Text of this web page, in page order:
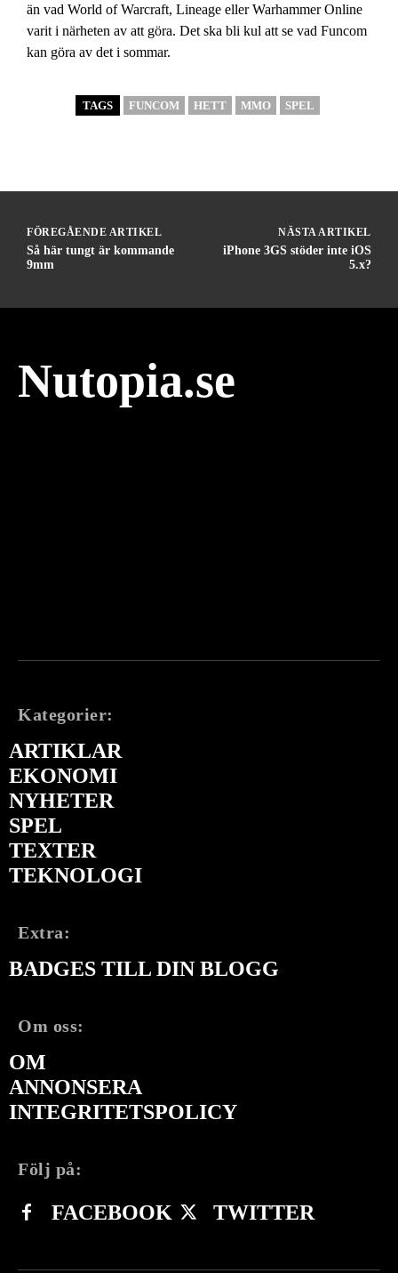
än vad World of Warcraft, Lineage eller Warhammer Online
varit i närheten av att göra. Det ska bli kul att se vad Funcom
kan göra av det i sommar.
TAGS FUNCOM HETT MMO SPEL
FÖREGÅENDE ARTIKEL
Så här tungt är kommande
9mm
NÄSTA ARTIKEL
iPhone 3GS stöder inte iOS
5.x?
Nutopia.se
Kategorier:
ARTIKLAR
EKONOMI
NYHETER
SPEL
TEXTER
TEKNOLOGI
Extra:
BADGES TILL DIN BLOGG
Om oss:
OM
ANNONSERA
INTEGRITETSPOLICY
Följ på:
FACEBOOK TWITTER